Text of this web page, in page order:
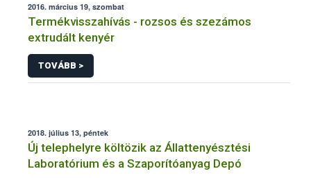
2016. március 19, szombat
Termékvisszahívás - rozsos és szezámos
extrudált kenyér
TOVÁBB >
2018. július 13, péntek
Új telephelyre költözik az Állattenyésztési
Laboratórium és a Szaporítóanyag Depó